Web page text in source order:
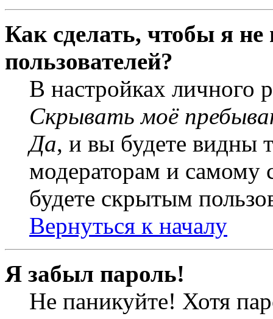
Как сделать, чтобы я
пользователей?
В настройках личного
Скрывать моё
Да, и вы будете видны
модераторам и самому
будете скрытым
Вернуться к началу
Я забыл пароль!
Не паникуйте! Хотя